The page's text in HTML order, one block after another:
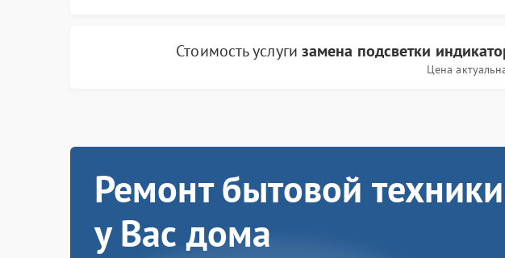
Стоимость услуги замена подсветки
Цена
Ремонт бытовой техники
у Вас дома